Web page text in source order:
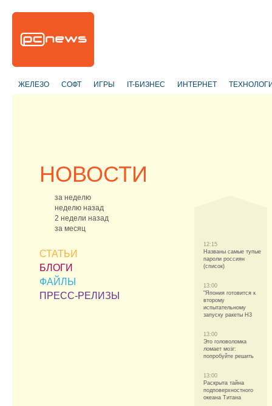
ЖЕЛЕЗО СОФТ ИГРЫ IT-БИЗНЕС ИНТЕРНЕТ
НОВОСТИ
за неделю
неделю назад
2 недели назад
за месяц
СТАТЬИ
БЛОГИ
ФАЙЛЫ
ПРЕСС-РЕЛИЗЫ
12:15
Названы самые тупые
пароли россиян
(список)
13:00
"Япония готовится к
второму
испытательному
запуску ракеты H3
13:00
Это головоломка
ломает мозг:
попробуйте решить
13:00
Раскрыта тайна
подповерхностного
океана Титана